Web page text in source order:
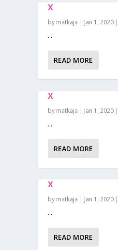
X
by matkaja | Jan 1, 2020|
...
READ MORE
X
by matkaja | Jan 1, 2020|
...
READ MORE
X
by matkaja | Jan 1, 2020|
...
READ MORE